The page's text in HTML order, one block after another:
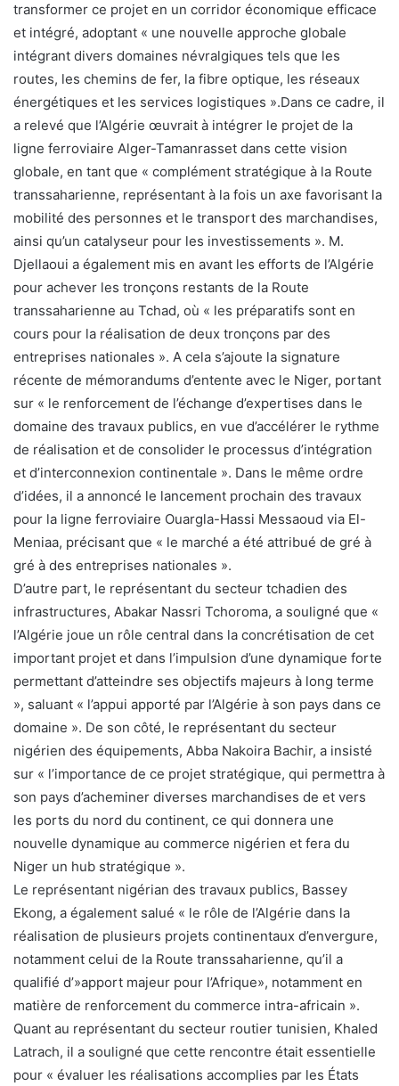
transformer ce projet en un corridor économique efficace
et intégré, adoptant « une nouvelle approche globale
intégrant divers domaines névralgiques tels que les
routes, les chemins de fer, la fibre optique, les réseaux
énergétiques et les services logistiques ».Dans ce cadre, il
a relevé que l’Algérie œuvrait à intégrer le projet de la
ligne ferroviaire Alger-Tamanrasset dans cette vision
globale, en tant que « complément stratégique à la Route
transsaharienne, représentant à la fois un axe favorisant la
mobilité des personnes et le transport des marchandises,
ainsi qu’un catalyseur pour les investissements ». M.
Djellaoui a également mis en avant les efforts de l’Algérie
pour achever les tronçons restants de la Route
transsaharienne au Tchad, où « les préparatifs sont en
cours pour la réalisation de deux tronçons par des
entreprises nationales ». A cela s’ajoute la signature
récente de mémorandums d’entente avec le Niger, portant
sur « le renforcement de l’échange d’expertises dans le
domaine des travaux publics, en vue d’accélérer le rythme
de réalisation et de consolider le processus d’intégration
et d’interconnexion continentale ». Dans le même ordre
d’idées, il a annoncé le lancement prochain des travaux
pour la ligne ferroviaire Ouargla-Hassi Messaoud via El-
Meniaa, précisant que « le marché a été attribué de gré à
gré à des entreprises nationales ».
D’autre part, le représentant du secteur tchadien des
infrastructures, Abakar Nassri Tchoroma, a souligné que «
l’Algérie joue un rôle central dans la concrétisation de cet
important projet et dans l’impulsion d’une dynamique forte
permettant d’atteindre ses objectifs majeurs à long terme
», saluant « l’appui apporté par l’Algérie à son pays dans ce
domaine ». De son côté, le représentant du secteur
nigérien des équipements, Abba Nakoira Bachir, a insisté
sur « l’importance de ce projet stratégique, qui permettra à
son pays d’acheminer diverses marchandises de et vers
les ports du nord du continent, ce qui donnera une
nouvelle dynamique au commerce nigérien et fera du
Niger un hub stratégique ».
Le représentant nigérian des travaux publics, Bassey
Ekong, a également salué « le rôle de l’Algérie dans la
réalisation de plusieurs projets continentaux d’envergure,
notamment celui de la Route transsaharienne, qu’il a
qualifié d’»apport majeur pour l’Afrique», notamment en
matière de renforcement du commerce intra-africain ».
Quant au représentant du secteur routier tunisien, Khaled
Latrach, il a souligné que cette rencontre était essentielle
pour « évaluer les réalisations accomplies par les États